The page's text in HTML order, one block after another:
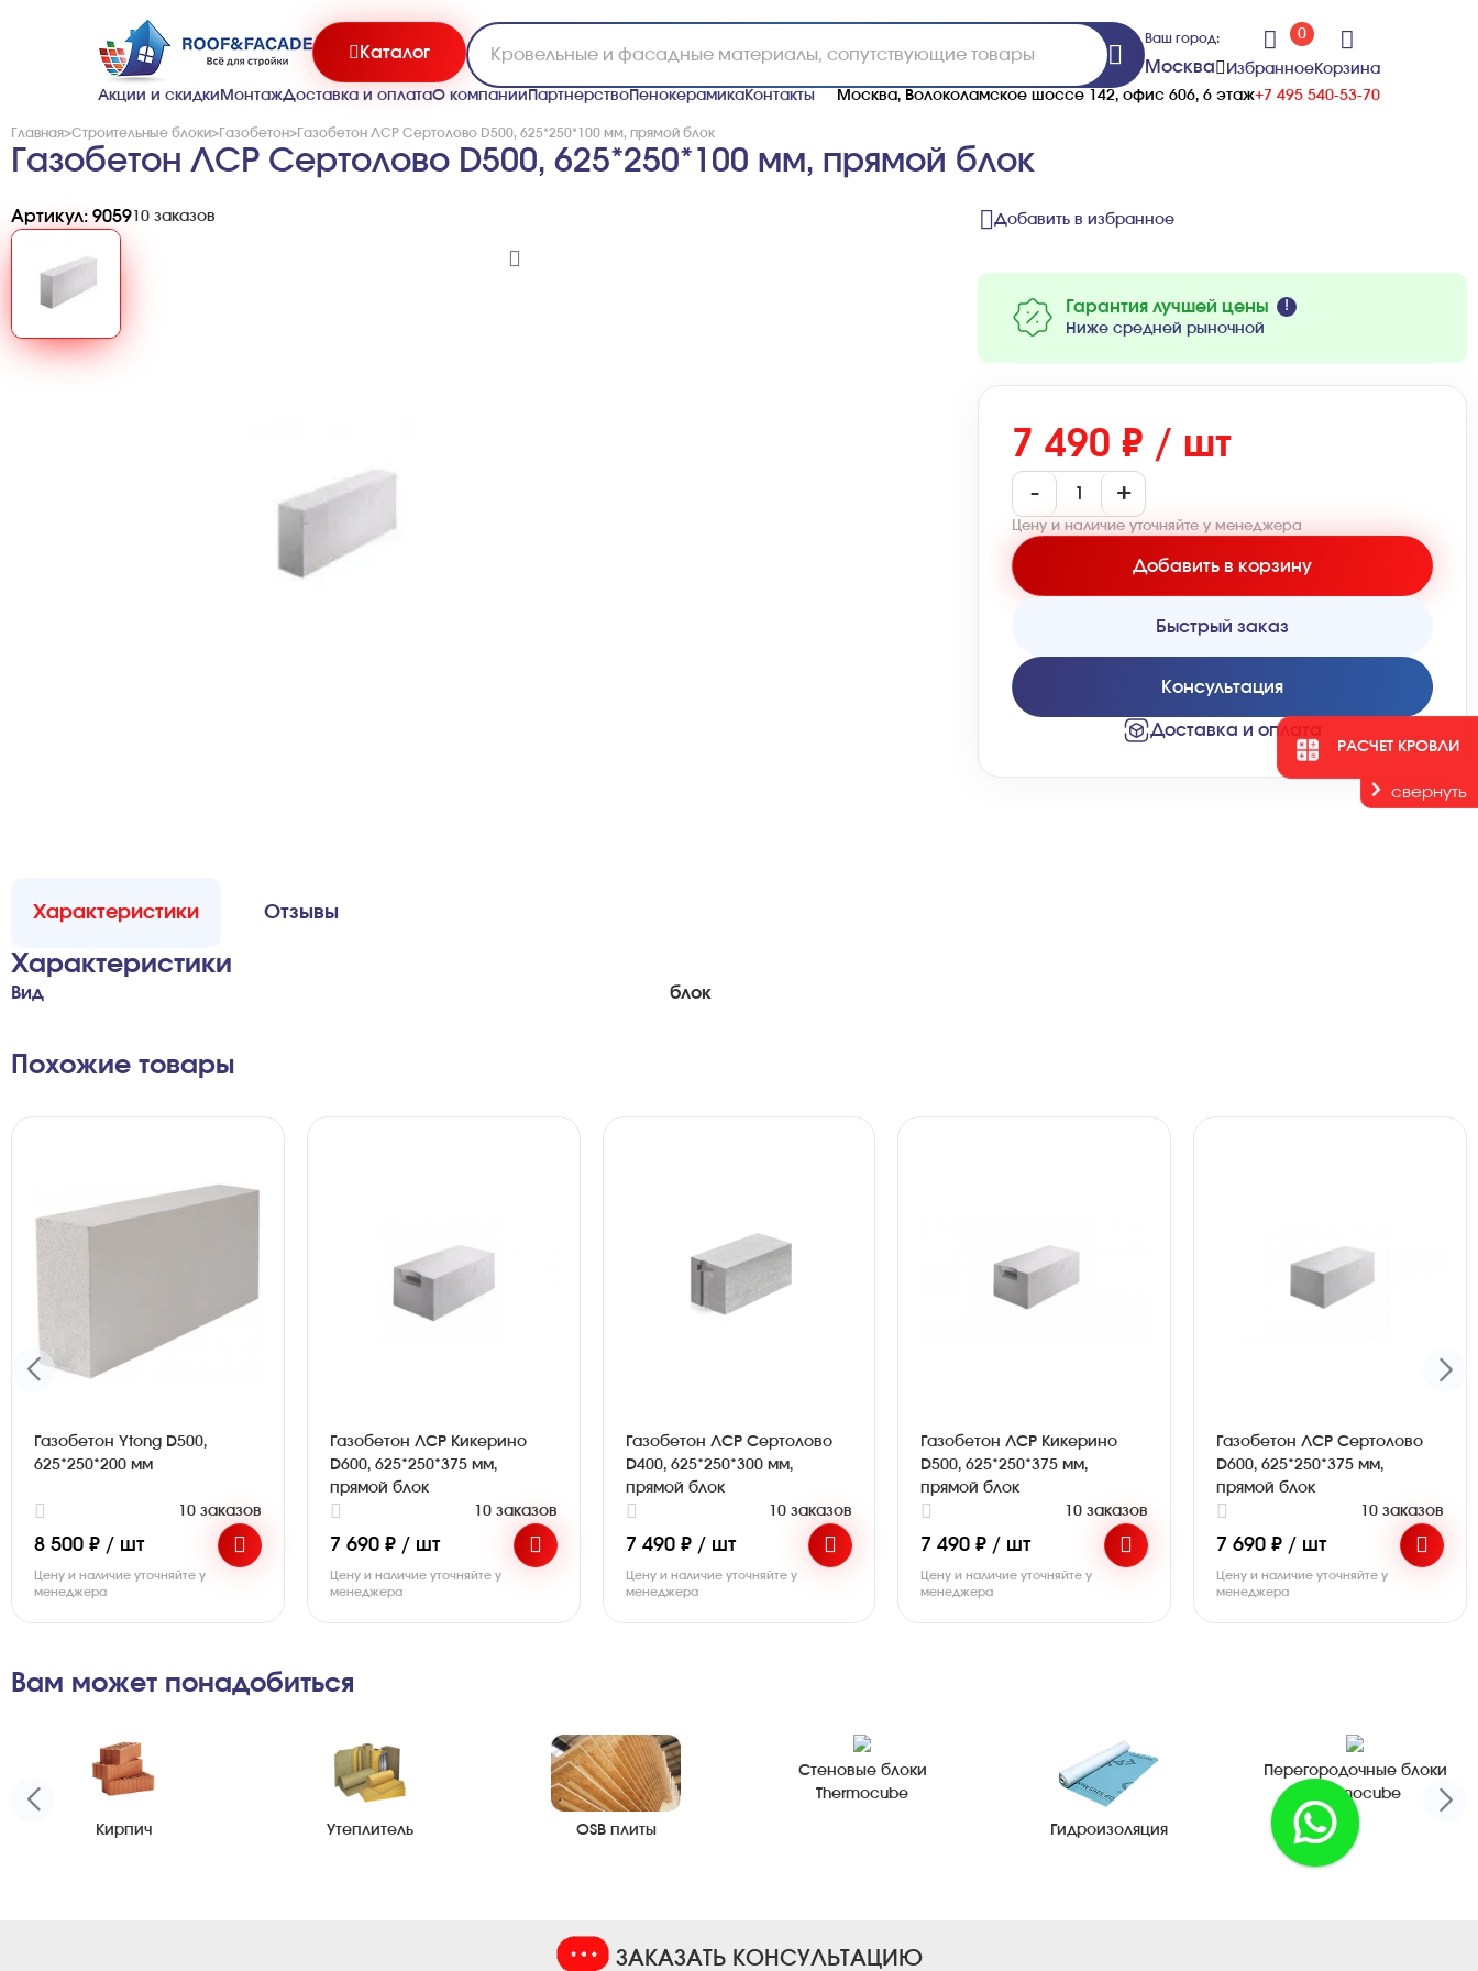
РАСЧЕТ КРОВЛИ
свернуть
Каталог
Ваш город:
Москва
0
ИзбранноеКорзина
Акции и скидки МонтажДоставка и оплатаО компании ПартнерствоПенокерамикаКонтакты Москва, Волоколамское шоссе 142, офис 606, 6 этаж+7 495 540-53-70
Главная>Строительные блоки>Газобетон>Газобетон ЛСР Сертолово D500, 625*250*100 мм, прямой блок
Газобетон ЛСР Сертолово D500, 625*250*100 мм, прямой блок
Артикул: 9059 10 заказов Добавить в избранное
Гарантия лучшей цены
Ниже средней рыночной
7 490 ₽ / шт
- +
Цену и наличие уточняйте у менеджера
Добавить в корзину
Быстрый заказ
Консультация
Доставка и оплата
Характеристики Отзывы
Характеристики
Вид блок
Похожие товары
Газобетон Ytong D500,
625*250*200 мм
10 заказов
8 500 ₽ / шт
Цену и наличие уточняйте у
менеджера
Газобетон ЛСР Кикерино
D600, 625*250*375 мм,
прямой блок
10 заказов
7 690 ₽ / шт
Цену и наличие уточняйте у
менеджера
Газобетон ЛСР Сертолово
D400, 625*250*300 мм,
прямой блок
10 заказов
7 490 ₽ / шт
Цену и наличие уточняйте у
менеджера
Газобетон ЛСР Кикерино
D500, 625*250*375 мм,
прямой блок
10 заказов
7 490 ₽ / шт
Цену и наличие уточняйте у
менеджера
Газобетон ЛСР Сертолово
D600, 625*250*375 мм,
прямой блок
10 заказов
7 690 ₽ / шт
Цену и наличие уточняйте у
менеджера
Вам может понадобиться
Кирпич Утеплитель OSB плиты
Стеновые блоки
Thermocube
Гидроизоляция
Перегородочные блоки
Thermocube
ЗАКАЗАТЬ КОНСУЛЬТАЦИЮ